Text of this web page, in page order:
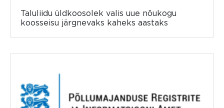
Taluliidu üldkoosolek valis uue nõukogu
koosseisu järgnevaks kaheks aastaks